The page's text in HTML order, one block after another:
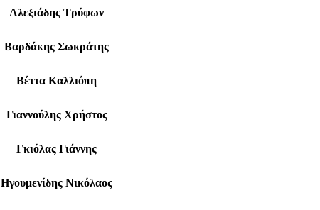
Αλεξιάδης Τρύφων
Βαρδάκης Σωκράτης
Βέττα Καλλιόπη
Γιαννούλης Χρήστος
Γκιόλας Γιάννης
Ηγουμενίδης Νικόλαος